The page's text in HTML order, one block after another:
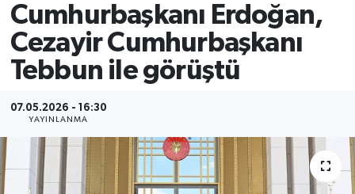
Cumhurbaşkanı Erdoğan,
Cezayir Cumhurbaşkanı
Tebbun ile görüştü
07.05.2026 - 16:30
YAYINLANMA
Tüm Manşetler
Son Dakika Haberleri
Haber Arşivi